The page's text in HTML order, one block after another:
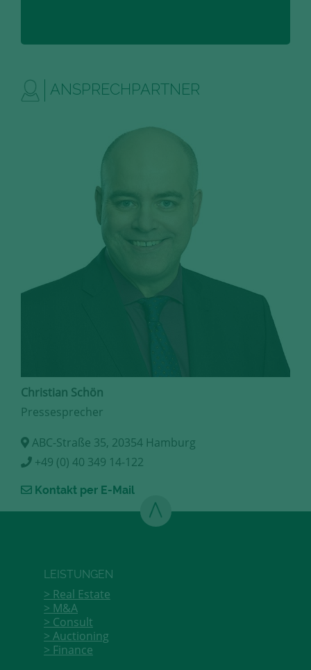
ANSPRECHPARTNER
Christian Schön
Pressesprecher
ABC-Straße 35, 20354 Hamburg
+49 (0) 40 349 14-122
Kontakt per E-Mail
LEISTUNGEN
Real Estate
M&A
Consult
Auctioning
Finance